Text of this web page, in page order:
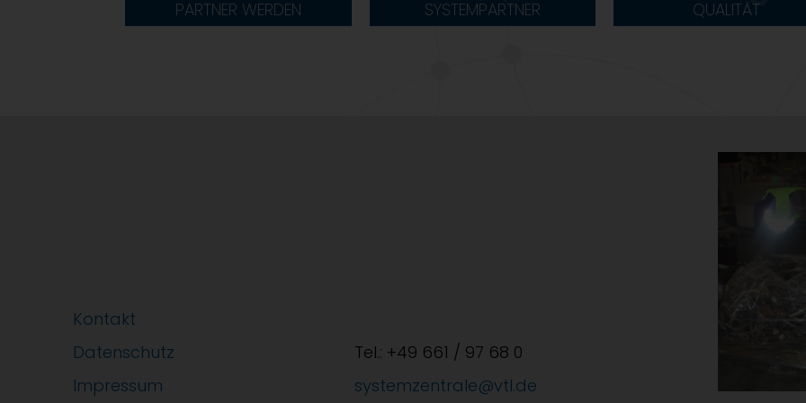
PARTNER WERDEN SYSTEMPARTNER QUALITÄT
Kontakt
Datenschutz
Impressum
Tel.: +49 661 / 97 68 0
systemzentrale@vtl.de